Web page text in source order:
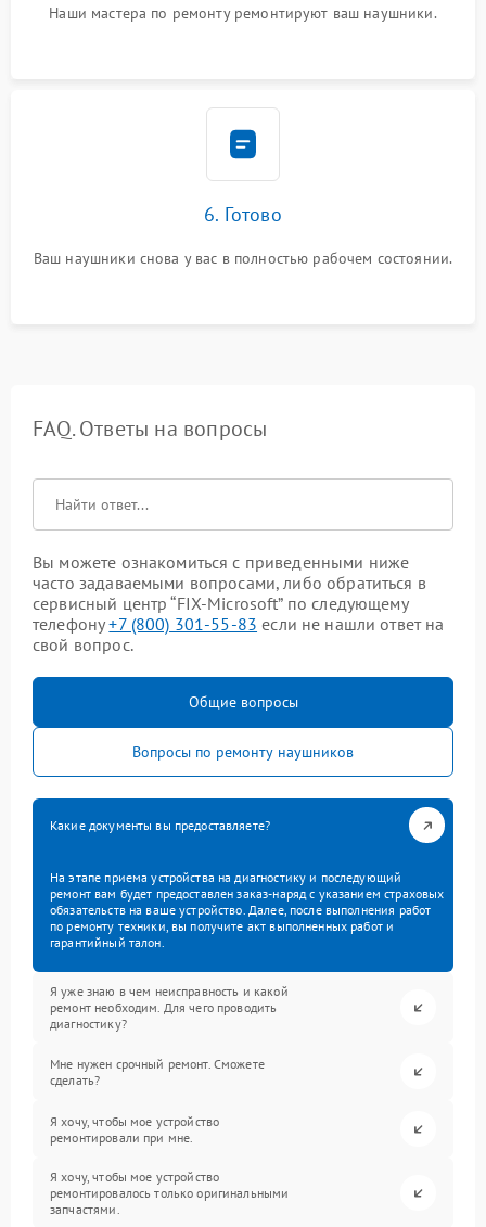
Наши мастера по ремонту ремонтируют ваш наушники.
6. Готово
Ваш наушники снова у вас в полностью рабочем состоянии.
FAQ. Ответы на вопросы
Вы можете ознакомиться с приведенными ниже
часто задаваемыми вопросами, либо обратиться в
сервисный центр “FIX-Microsoft” по следующему
телефону+7 (800) 301-55-83 если не нашли ответ на
свой вопрос.
Общие вопросы
Вопросы по ремонту наушников
Какие документы вы предоставляете?
На этапе приема устройства на диагностику и последующий
ремонт вам будет предоставлен заказ-наряд с указанием страховых
обязательств на ваше устройство. Далее, после выполнения работ
по ремонту техники, вы получите акт выполненных работ и
гарантийный талон.
Я уже знаю в чем неисправность и какой
ремонт необходим. Для чего проводить
диагностику?
Мне нужен срочный ремонт. Сможете
сделать?
Я хочу, чтобы мое устройство
ремонтировали при мне.
Я хочу, чтобы мое устройство
ремонтировалось только оригинальными
запчастями.